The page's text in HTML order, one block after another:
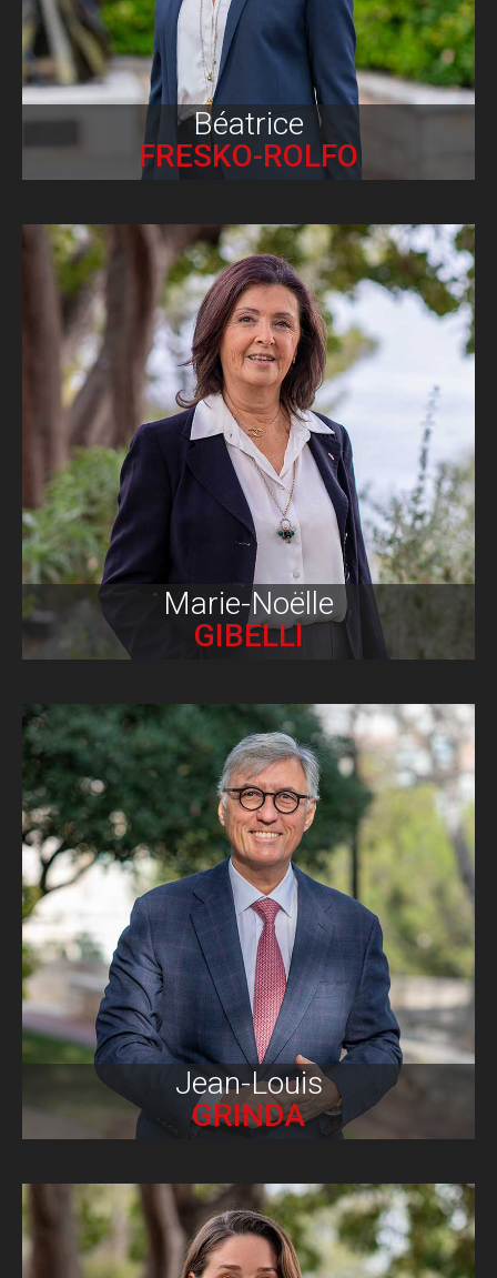
Béatrice
FRESKO-ROLFO
Biographie
Marie-Noëlle
GIBELLI
Biographie
Jean-Louis
GRINDA